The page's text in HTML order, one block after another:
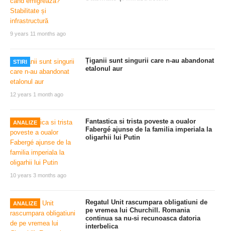
9 years 11 months ago
STIRI
12 years 1 month ago
Țiganii sunt singurii care n-au abandonat
etalonul aur
ANALIZE
10 years 3 months ago
Fantastica si trista poveste a oualor
Fabergé ajunse de la familia imperiala la
oligarhii lui Putin
ANALIZE
Regatul Unit rascumpara obligatiuni de
pe vremea lui Churchill. Romania
continua sa nu-si recunoasca datoria
interbelica